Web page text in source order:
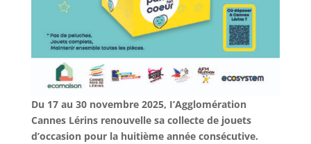
Du 17 au 30 novembre 2025, I’Agglomération
Cannes Lérins renouvelle sa collecte de jouets
d’occasion pour la huitième année consécutive.